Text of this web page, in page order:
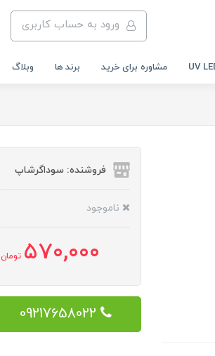
ورود به حساب کاربری
مشاوره برای خرید برند ها وبلاگ
فروشنده: سوداگرشاپ
ناموجود
570,000 تومان
09217658022